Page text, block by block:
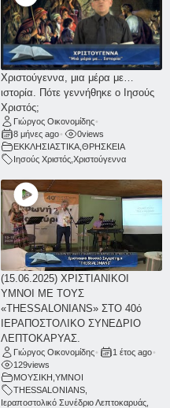
Χριστούγεννα, μια μέρα με…
ιστορία. Πότε γεννήθηκε ο Ιησούς
Χριστός;
Γιώργος Οικονομίδης•
8 μήνες ago• 0views
ΕΚΚΛΗΣΙΑΣΤΙΚΑ ΘΡΗΣΚΕΙΑ
Ιησούς Χριστός Χριστούγεννα
(15.06.2025) ΧΡΙΣΤΙΑΝΙΚΟΙ
ΥΜΝΟΙ ΜΕ ΤΟΥΣ
«THESSALONIANS» ΣΤΟ 40ό
ΙΕΡΑΠΟΣΤΟΛΙΚΟ ΣΥΝΕΔΡΙΟ
ΛΕΠΤΟΚΑΡΥΑΣ.
Γιώργος Οικονομίδης• 1 έτος ago•
129views
ΜΟΥΣΙΚΗ ΥΜΝΟΙ
THESSALONIANS
Ιεραποστολικό Συνέδριο Λεπτοκαρυάς